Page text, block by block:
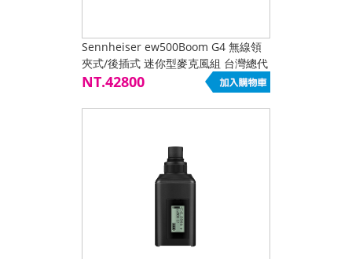
Sennheiser ew500Boom G4 無線領
夾式/後插式 迷你型麥克風組 台灣總代
理米地摩爾公司貨 非市場低價平行輸
NT.42800